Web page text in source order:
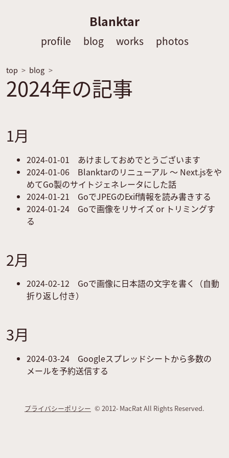
Blanktar
profile blog works photos
top blog
2024年の記事
1月
2024-01-01
あけましておめでとうございます
2024-01-06
Blanktarのリニューアル 〜 Next.jsをや
めてGo製のサイトジェネレータにした話
2024-01-21
GoでJPEGのExif情報を読み書きする
2024-01-24
Goで画像をリサイズ or トリミングす
る
2月
2024-02-12
Goで画像に日本語の文字を書く（自動
折り返し付き）
3月
2024-03-24
Googleスプレッドシートから多数の
メールを予約送信する
プライバシーポリシー © 2012- MacRat All Rights Reserved.